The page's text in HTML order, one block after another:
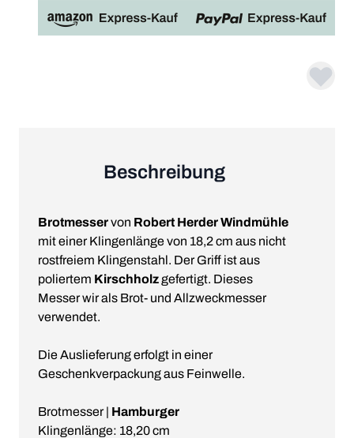
Beschreibung
Brotmesservon Robert Herder Windmühle
mit einer Klingenlänge von 18,2 cm aus nicht
rostfreiem Klingenstahl. Der Griff ist aus
poliertem Kirschholzgefertigt. Dieses
Messer wir als Brot- und Allzweckmesser
verwendet.
Die Auslieferung erfolgt in einer
Geschenkverpackung aus Feinwelle.
Brotmesser | Hamburger
Klingenlänge: 18,20 cm